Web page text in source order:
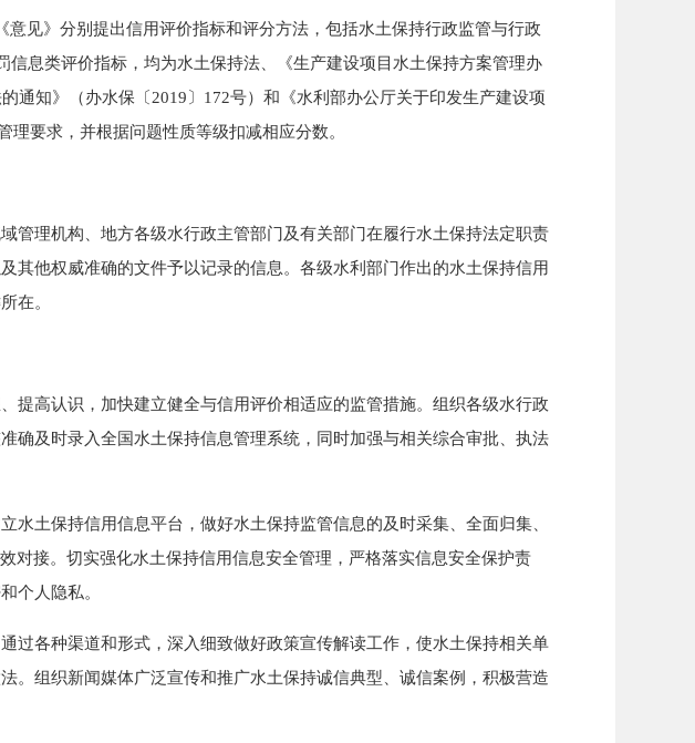
》分别提出信用评价指标和评分方法，包括水土保持行政监管与行政
息类评价指标，均为水土保持法、《生产建设项目水土保持方案管理办
通知》（办水保〔2019〕172号）和《水利部办公厅关于印发生产建设项
要求，并根据问题性质等级扣减相应分数。
理机构、地方各级水行政主管部门及有关部门在履行水土保持法定职责
其他权威准确的文件予以记录的信息。各级水利部门作出的水土保持信用
在。
高认识，加快建立健全与信用评价相适应的监管措施。组织各级水行政
确及时录入全国水土保持信息管理系统，同时加强与相关综合审批、执法
土保持信用信息平台，做好水土保持监管信息的及时采集、全面归集、
对接。切实强化水土保持信用信息安全管理，严格落实信息安全保护责
个人隐私。
各种渠道和形式，深入细致做好政策宣传解读工作，使水土保持相关单
。组织新闻媒体广泛宣传和推广水土保持诚信典型、诚信案例，积极营造